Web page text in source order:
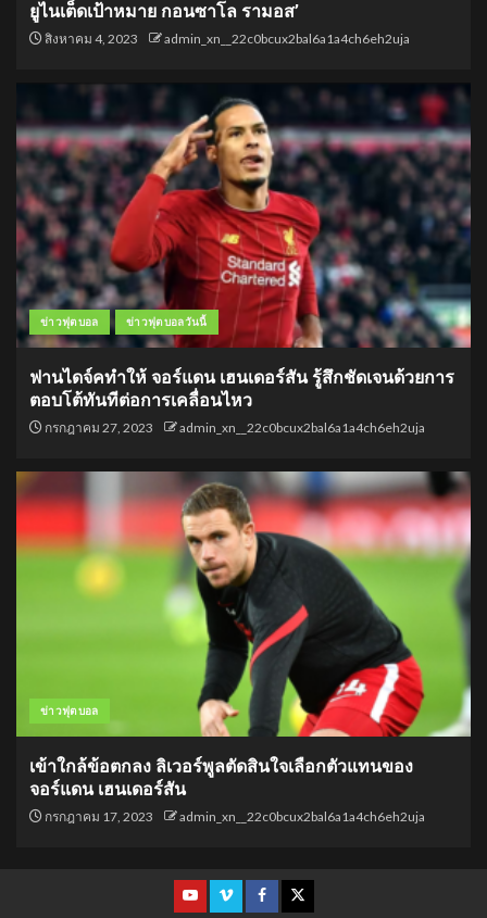
ยูไนเต็ดเป้าหมาย กอนซาโล รามอส’
สิงหาคม 4, 2023 admin_xn__22c0bcux2bal6a1a4ch6eh2uja
ข่าวฟุตบอล ข่าวฟุตบอลวันนี้
ฟานไดจ์คทำให้ จอร์แดน เฮนเดอร์สัน รู้สึกชัดเจนด้วยการ
ตอบโต้ทันทีต่อการเคลื่อนไหว
กรกฎาคม 27, 2023 admin_xn__22c0bcux2bal6a1a4ch6eh2uja
ข่าวฟุตบอล
เข้าใกล้ข้อตกลง ลิเวอร์พูลตัดสินใจเลือกตัวแทนของ
จอร์แดน เฮนเดอร์สัน
กรกฎาคม 17, 2023 admin_xn__22c0bcux2bal6a1a4ch6eh2uja